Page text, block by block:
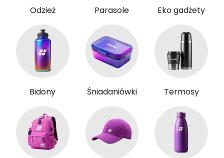
Odzież Parasole Eko gadżety
Bidony Śniadaniówki Termosy